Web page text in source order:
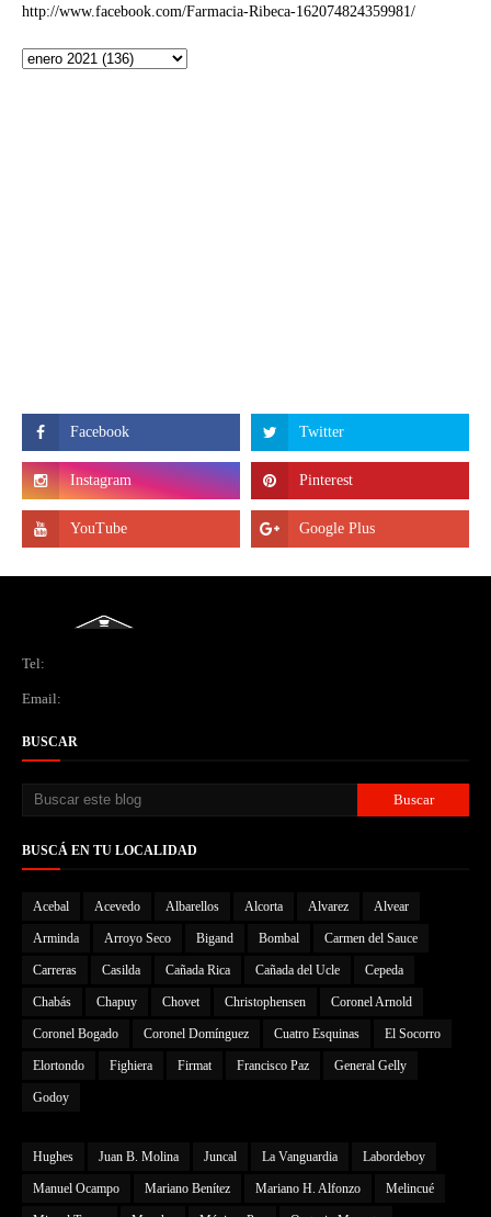
http://www.facebook.com/Farmacia-Ribeca-162074824359981/
Tel:
Email:
BUSCAR
BUSCÁ EN TU LOCALIDAD
Acebal Acevedo Albarellos Alcorta Alvarez Alvear
Arminda Arroyo Seco Bigand Bombal Carmen del Sauce
Carreras Casilda Cañada Rica Cañada del Ucle Cepeda
Chabás Chapuy Chovet Christophensen Coronel Arnold
Coronel Bogado Coronel Domínguez Cuatro Esquinas El Socorro
Elortondo Fighiera Firmat Francisco Paz General Gelly
Godoy
Hughes Juan B. Molina Juncal La Vanguardia Labordeboy
Manuel Ocampo Mariano Benítez Mariano H. Alfonzo Melincué